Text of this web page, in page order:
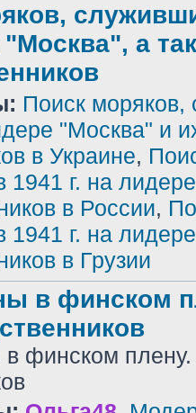
а
Поиск
"Москва" и
в Украине,
1941 г. на
в России,
1941 г. на
в Грузии
в финском
финском плену.